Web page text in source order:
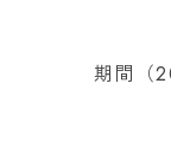
期間（